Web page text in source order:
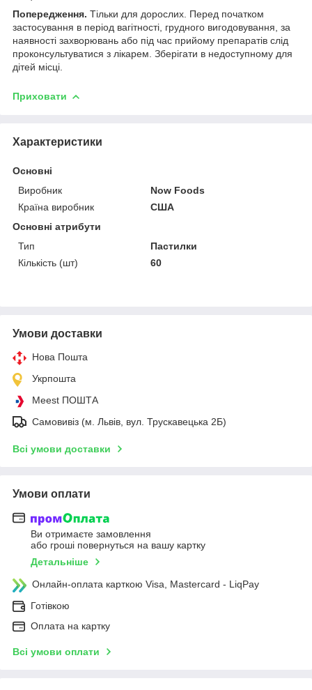
Попередження. Тільки для дорослих. Перед початком
застосування в період вагітності, грудного вигодовування, за
наявності захворювань або під час прийому препаратів слід
проконсультуватися з лікарем. Зберігати в недоступному для
дітей місці.
Приховати
Характеристики
Основні
Виробник
Now Foods
Країна виробник
США
Основні атрибути
Тип
Пастилки
Кількість (шт)
60
Умови доставки
Нова Пошта
Укрпошта
Meest ПОШТА
Самовивіз (м. Львів, вул. Трускавецька 2Б)
Всі умови доставки
Умови оплати
Ви отримаєте замовлення
або гроші повернуться на вашу картку
Детальніше
Онлайн-оплата карткою Visa, Mastercard - LiqPay
Готівкою
Оплата на картку
Всі умови оплати